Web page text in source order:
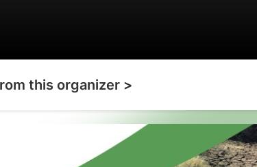
this organizer >